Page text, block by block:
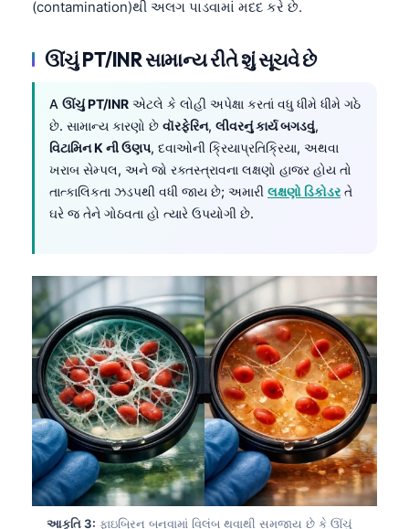
(contamination)થી અલગ પાડવામાં મદદ કરે છે.
ઊંચું PT/INR સામાન્ય રીતે શું સૂચવે છે
A ઊંચું PT/INR એટલે કે લોહી અપેક્ષા કરતાં વધુ ધીમે ધીમે ગઠે
છે. સામાન્ય કારણો છે વૉરફેરિન, લીવરનું કાર્ય બગડવું,
વિટામિન K ની ઉણપ, દવાઓની ક્રિયાપ્રતિક્રિયા, અથવા
ખરાબ સેમ્પલ, અને જો રક્તસ્ત્રાવના લક્ષણો હાજર હોય તો
તાત્કાલિકતા ઝડપથી વધી જાય છે; અમારી લક્ષણો ડિકોડરતે
ઘરે જ તેને ગોઠવતા હો ત્યારે ઉપયોગી છે.
આકૃતિ 3: ફાઇબ્રિન બનવામાં વિલંબ થવાથી સમજાય છે કે ઊંચું